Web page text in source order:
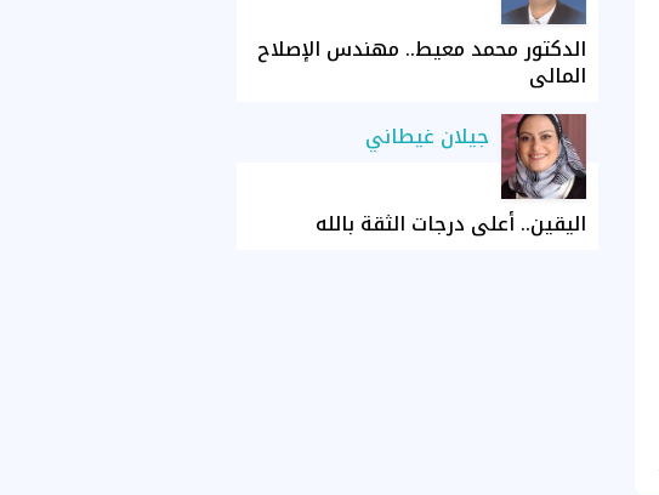
الدكتور محمد معيط.. مهندس الإصلاح
المالي
جيلان غيطاني
اليقين.. أعلى درجات الثقة بالله